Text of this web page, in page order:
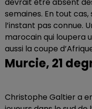
devrait être absent
semaines. En tout
l’instant pas connue.
marocain qui loupera
aussi la coupe
Murcie, 21
Christophe Galtier a